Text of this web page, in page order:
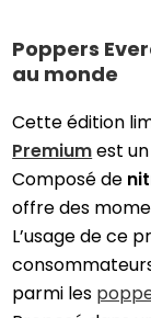
Poppers
au monde
Cette édition
Premiumest
Composé de
offre des
L’usage de ce
parmi les